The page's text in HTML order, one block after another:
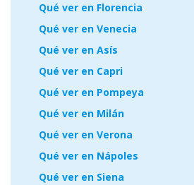
Qué ver en Florencia
Qué ver en Venecia
Qué ver en Asís
Qué ver en Capri
Qué ver en Pompeya
Qué ver en Milán
Qué ver en Verona
Qué ver en Nápoles
Qué ver en Siena